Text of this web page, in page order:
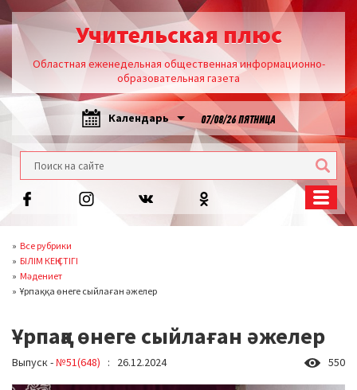
Учительская плюс
Областная еженедельная общественная информационно-
образовательная газета
Календарь 07/08/26 ПЯТНИЦА
Все рубрики
БІЛІМ КЕҢІСТІГІ
Мәдениет
Ұрпаққа өнеге сыйлаған әжелер
Ұрпаққа өнеге сыйлаған әжелер
Выпуск -№51(648) : 26.12.2024 550